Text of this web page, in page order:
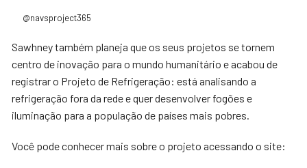
@navsproject365
Sawhney também planeja que os seus projetos se tornem
centro de inovação para o mundo humanitário e acabou de
registrar o Projeto de Refrigeração: está analisando a
refrigeração fora da rede e quer desenvolver fogões e
iluminação para a população de países mais pobres.
Você pode conhecer mais sobre o projeto acessando o site: